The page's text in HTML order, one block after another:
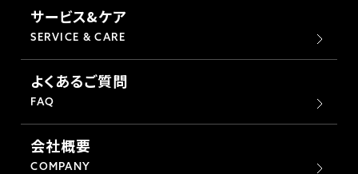
サービス&ケア
SERVICE & CARE
よくあるご質問
FAQ
会社概要
COMPANY